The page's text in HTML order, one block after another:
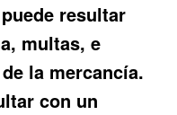
puede resultar
multas, e
la mercancía.
con un